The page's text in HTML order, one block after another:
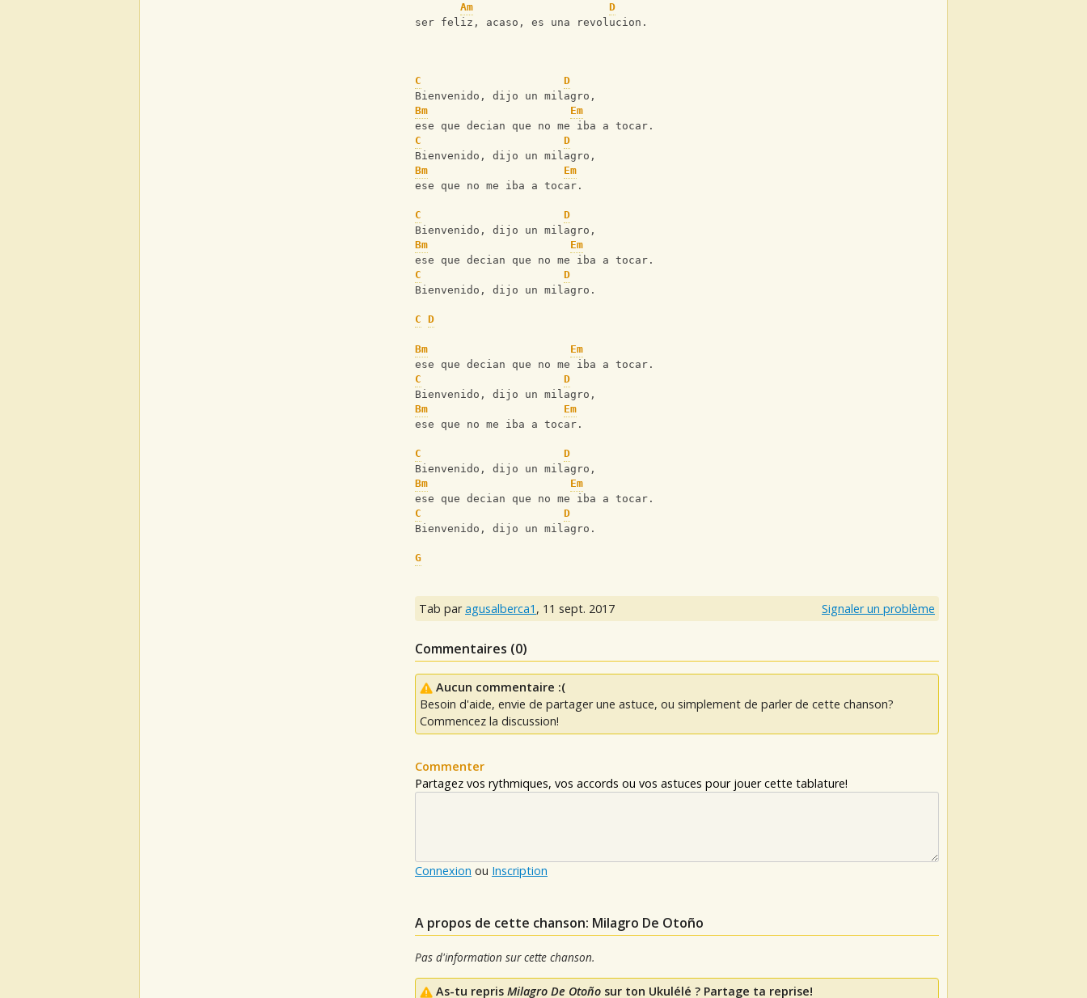
Am
D
ser feliz, acaso, es una revolucion.
C
D
Bienvenido, dijo un milagro,
Bm
Em
ese que decian que no me iba a tocar.
C
D
Bienvenido, dijo un milagro,
Bm
Em
ese que no me iba a tocar.
C
D
Bienvenido, dijo un milagro,
Bm
Em
ese que decian que no me iba a tocar.
C
D
Bienvenido, dijo un milagro.
C D
Bm
Em
ese que decian que no me iba a tocar.
C
D
Bienvenido, dijo un milagro,
Bm
Em
ese que no me iba a tocar.
C
D
Bienvenido, dijo un milagro,
Bm
Em
ese que decian que no me iba a tocar.
C
D
Bienvenido, dijo un milagro.
G
Tab paragusalberca1 , 11 sept. 2017 Signaler un problème
Commentaires (0)
Aucun commentaire :(
Besoin d'aide, envie de partager une astuce, ou simplement de parler de cette chanson?
Commencez la discussion!
Commenter
Partagez vos rythmiques, vos accords ou vos astuces pour jouer cette tablature!
Connexion ou Inscription
A propos de cette chanson: Milagro De Otoño
Pas d'information sur cette chanson.
As-tu repris Milagro De Otoño sur ton Ukulélé ? Partage ta reprise!